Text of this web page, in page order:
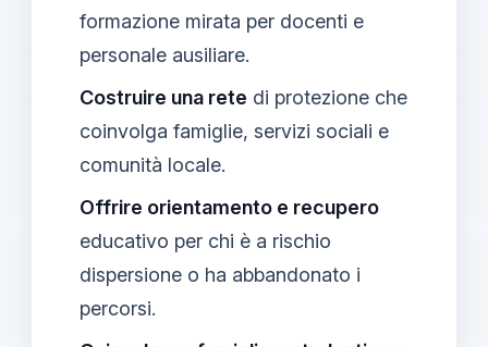
formazione mirata per docenti e
personale ausiliare.
Costruire una rete di protezione che
coinvolga famiglie, servizi sociali e
comunità locale.
Offrire orientamento e recupero
educativo per chi è a rischio
dispersione o ha abbandonato i
percorsi.